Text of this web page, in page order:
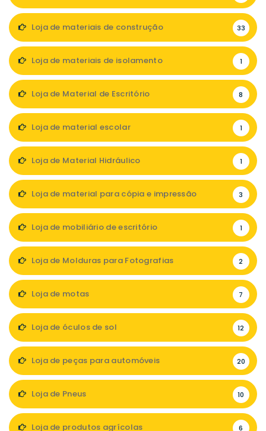
Loja de materiais de construção 33
Loja de materiais de isolamento 1
Loja de Material de Escritório 8
Loja de material escolar 1
Loja de Material Hidráulico 1
Loja de material para cópia e impressão 3
Loja de mobiliário de escritório 1
Loja de Molduras para Fotografias 2
Loja de motas 7
Loja de óculos de sol 12
Loja de peças para automóveis 20
Loja de Pneus 10
Loja de produtos agrícolas 6